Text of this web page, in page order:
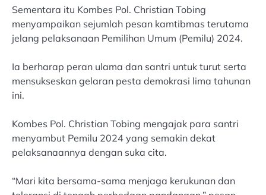
Sementara itu Kombes Pol. Christian Tobing
menyampaikan sejumlah pesan kamtibmas terutama
jelang pelaksanaan Pemilihan Umum (Pemilu) 2024.
Ia berharap peran ulama dan santri untuk turut serta
mensukseskan gelaran pesta demokrasi lima tahunan
ini.
Kombes Pol. Christian Tobing mengajak para santri
menyambut Pemilu 2024 yang semakin dekat
pelaksanaannya dengan suka cita.
“Mari kita bersama-sama menjaga kerukunan dan